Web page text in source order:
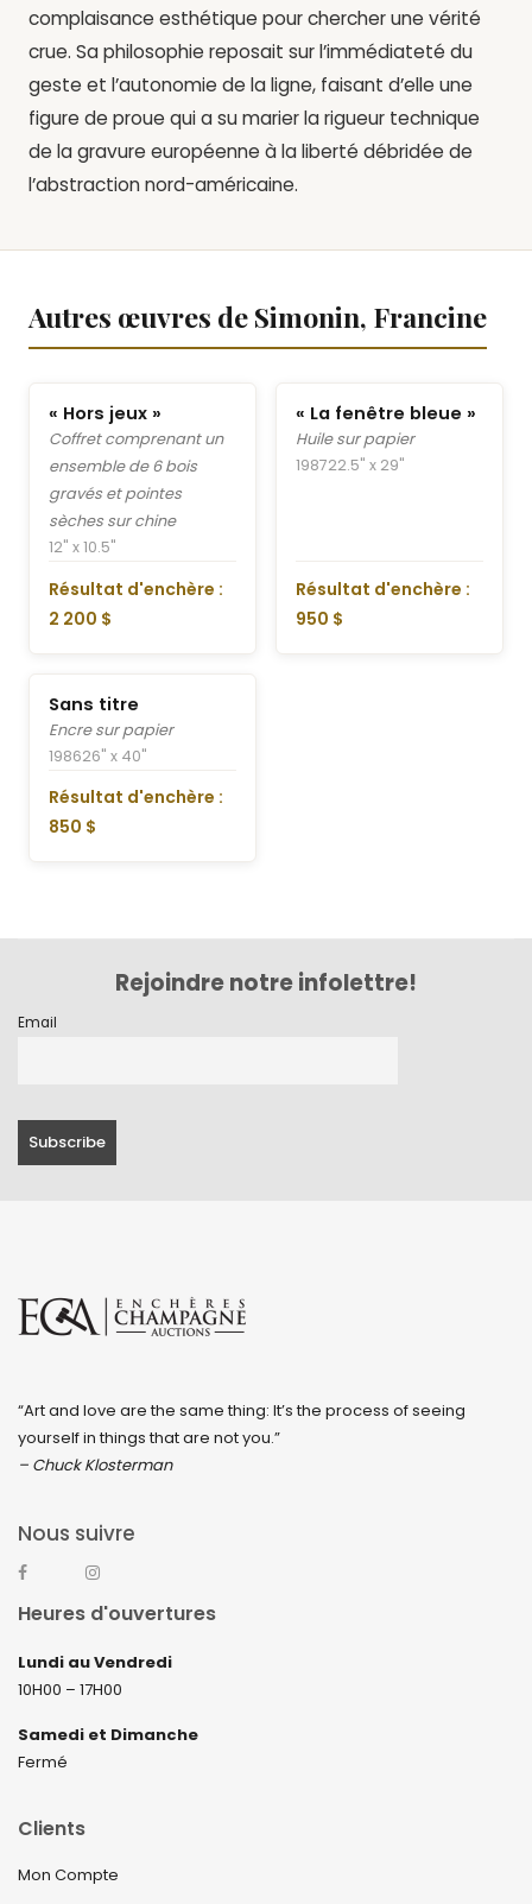
complaisance esthétique pour chercher une vérité
crue. Sa philosophie reposait sur l’immédiateté du
geste et l’autonomie de la ligne, faisant d’elle une
figure de proue qui a su marier la rigueur technique
de la gravure européenne à la liberté débridée de
l’abstraction nord-américaine.
Autres œuvres de Simonin, Francine
« Hors jeux »
Coffret comprenant un
ensemble de 6 bois
gravés et pointes
sèches sur chine
12" x 10.5"
Résultat d'enchère :
2 200 $
« La fenêtre bleue »
Huile sur papier
198722.5" x 29"
Résultat d'enchère :
950 $
Sans titre
Encre sur papier
198626" x 40"
Résultat d'enchère :
850 $
Rejoindre notre infolettre!
Email
“Art and love are the same thing: It’s the process of seeing
yourself in things that are not you.”
– Chuck Klosterman
Nous suivre
Heures d'ouvertures
Lundi au Vendredi
10H00 – 17H00
Samedi et Dimanche
Fermé
Clients
Mon Compte